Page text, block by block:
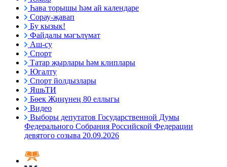
Һава торышы һәм ай календаре
Сорау-җавап
Бу кызык!
Файдалы мәгълүмат
Аш-су
Спорт
Татар җырлары һәм клиплары
Югалту
Спорт йолдызлары
ЯшьТИ
Бөек Җиңүнең 80 еллыгы
Видео
Выборы депутатов Государственной Думы
Федерального Собрания Российской Федерации
девятого созыва 20.09.2026